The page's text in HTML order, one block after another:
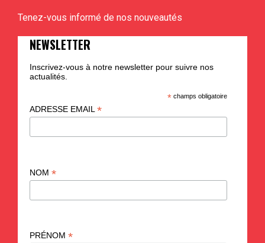
PLUS D'INFO
Tenez-vous informé de nos nouveautés
NEWSLETTER
Inscrivez-vous à notre newsletter pour suivre nos
actualités.
* champs obligatoire
ADRESSE EMAIL *
NOM *
PRÉNOM *